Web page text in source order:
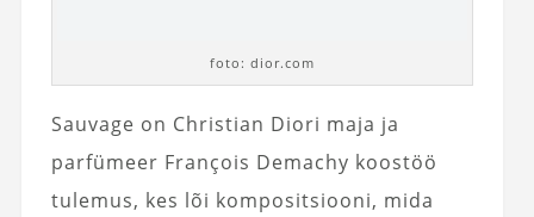
foto: dior.com
Sauvage on Christian Diori maja ja
parfümeer François Demachy koostöö
tulemus, kes lõi kompositsiooni, mida